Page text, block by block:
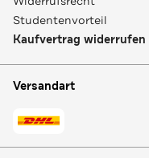
Studentenvorteil
Kaufvertrag widerrufen
Versandart